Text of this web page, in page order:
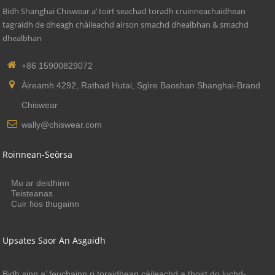
Bidh Shanghai Chiswear a’ toirt seachad toradh cruinneachaidhean
tagraidh de dheagh chàileachd airson smachd dhealbhan & smachd
dhealbhan
+86 15900829072
Àireamh 4292, Rathad Hutai, Sgìre Baoshan Shanghai-Brand
Chiswear
wally@chiswear.com
Roinnean-Seòrsa
Mu ar deidhinn
Teisteanas
Cuir fios thugainn
Upsates Saor An Asgaidh